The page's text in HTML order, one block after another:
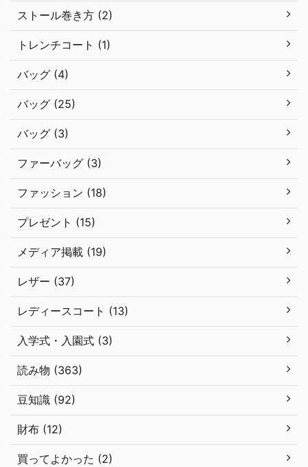
ストール巻き方 (2)
トレンチコート (1)
バッグ (4)
バッグ (25)
バッグ (3)
ファーバッグ (3)
ファッション (18)
プレゼント (15)
メディア掲載 (19)
レザー (37)
レディースコート (13)
入学式・入園式 (3)
読み物 (363)
豆知識 (92)
財布 (12)
買ってよかった (2)